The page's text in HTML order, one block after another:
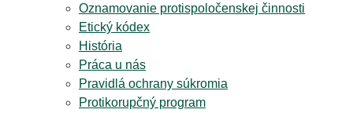
Oznamovanie protispoločenskej činnosti
Etický kódex
História
Práca u nás
Pravidlá ochrany súkromia
Protikorupčný program